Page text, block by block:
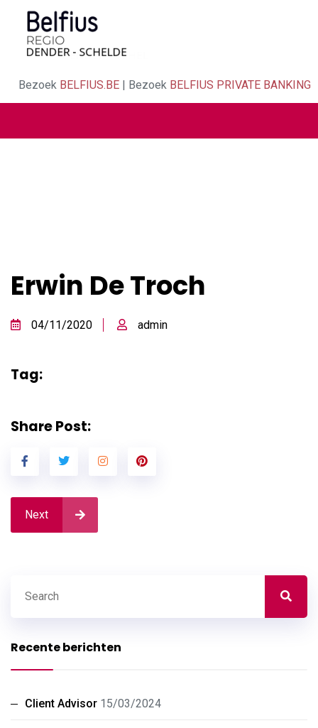
Bezoek BELFIUS.BE | Bezoek BELFIUS PRIVATE BANKING
Erwin De Troch
04/11/2020 admin
Tag:
Share Post:
Next
Recente berichten
Client Advisor 15/03/2024